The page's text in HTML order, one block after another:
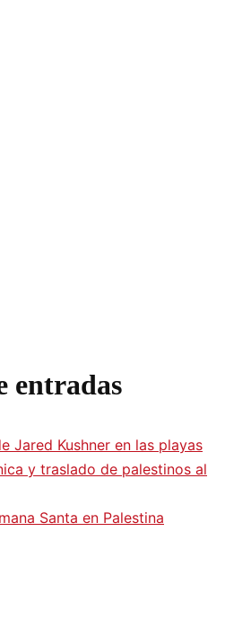
entradas
Jared Kushner en las playas
y traslado de palestinos al
Santa en Palestina